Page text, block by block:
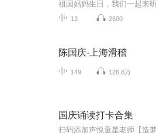
12 2600
陈国庆-上海滑稽
149 126.8万
国庆诵读打卡合集